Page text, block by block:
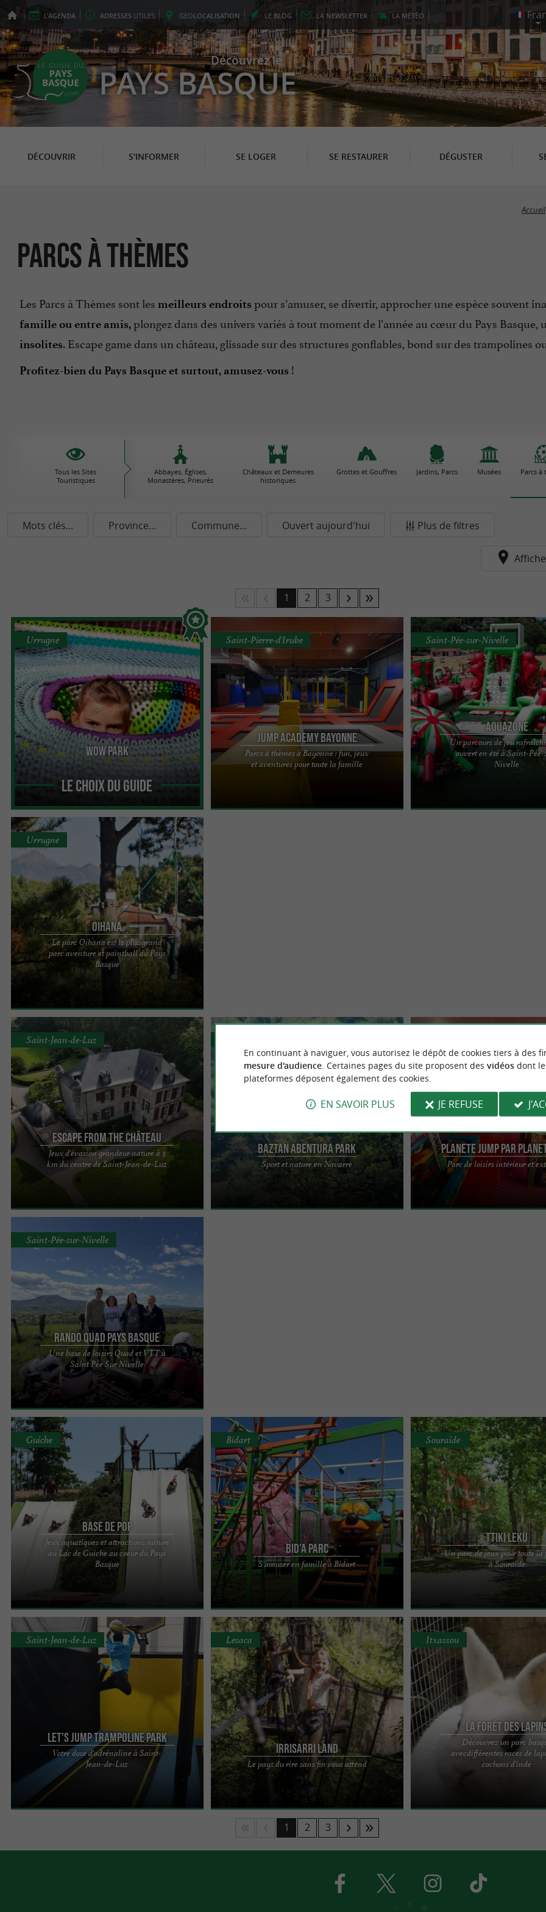
L'AGENDA ADRESSES UTILES GEOLOCALISATION LE BLOG LA NEWSLETTER LA MÉTÉO
Découvrez le
PAYS BASQUE
DÉCOUVRIR S'INFORMER SE LOGER SE RESTAURER DÉGUSTER
Accueil
Parcs à thèmes
Les Parcs à Thèmes sont les meilleurs endroits pour s’amuser, se divertir, approcher une espèce souvent
famille ou entre amis,plongez dans des univers variés à tout moment de l’année au cœur du Pays Basque,
insolites. Escape game dans un château, glissade sur des structures gonflables, bond sur des trampolines
Profitez-bien du Pays Basque et surtout, amusez-vous !
Tous les Sites
Touristiques
Abbayes, Églises,
Monastères, Prieurés
Châteaux et Demeures
historiques
Grottes et Gouffres Jardins, Parcs Musées Parcs à
Mots clés... Province... Commune... Ouvert aujourd'hui Plus de filtres
1 2 3
Wow Park
Le Choix du Guide
Urrugne
WOWPARK : LE PLUS GRAND PARC multi-activités
DU PAYS BASQUE Au cœur de la forêt d’Urrugne,
WOWPARK est un ...
Jump Academy Bayonne
Parcs à thèmes à Bayonne : fun, jeux
et aventures pour toute la famille
Saint-Pierre-d'Irube
Venez découvrir votre park Jump Academy pour
un pur moment de folie en famille ou entre amis !
Aquazone
Un parcours de jeu
ouvert en été à Saint-
Nivelle
Saint-Pée-sur-Nivelle
Bonne nouvelle sur le front des
estivales à Saint-Pée-sur-Nivelle :
revient sur le lac avec ...
Oihana
Le parc Oihana est le plus grand
parc aventure et paintball du Pays
Basque
Urrugne
Nous avons le plaisir de vous accueillir sur le site
du plus grand parc d'aventures et Paintball au
Escape From The Château
Jeux d'évasion grandeur nature à 3
km du centre de Saint-Jean-de-Luz
Saint-Jean-de-Luz
Château d'Urtubie : un parc de loisirs et
d'aventure au cœur du Pays Basque À proximité
de Saint-Jean-de-Luz et ...
Baztan Abentura Park
Sport et nature en Navarre
BKZ-NAVARRA AVENTURA est l'une des plus
importantes entreprises de tourisme actif de
Navarre-Pays basque, forte ...
Planete Jump par
Parc de loisirs intérieur et
Parc de loisirs pour enfants de 1 à 12
m² Intérieur & Extérieur. Jeux
...
Rando Quad Pays Basque
Une base de loisirs Quad et VTT à
Saint Pée Sur Nivelle
Saint-Pée-sur-Nivelle
Base de loisirs : Quad et VTT à Saint Pée Sur
Nivelle, Aventure et Nature au Cœur du Pays
Basque Située à Saint ...
Base de Pop
Jeux aquatiques et attractions nature
au Lac de Guiche au coeur du Pays
Basque
Guiche
À 20 minutes de Bayonne, le lac de Guiche est
une grande réserve d'eau de source situé en
Bid'A Parc
S'amuser en famille à Bidart
Bidart
Bidaparc, le parc de loisirs pour enfants à Bidart
Installé à Bidart, face à la plage de l’Uhabia,
Ttiki Leku
Un parc de jeux pour toute
à Souraïde
Souraïde
Situé à Souraïde, à 20 minutes de
Luz, de Biarritz. Direction le lac de
Let's Jump Trampoline Park
Votre dose d'adrénaline à Saint-
Jean-de-Luz
Saint-Jean-de-Luz
Venez jumper en famille ou entre amis à partir de
1 ans ! 1 aire de jeux de 1600 m² indoor dans
laquelle adultes ...
Irrisarri Land
Le pays du rire sans fin vous attend
Lesaca
Nous avons ouvert nos portes en 2014. Nous
sommes situés dans le nord de la Navarre, à
Igantzi, dans la vallée de ...
La Forêt des
Découvrez un parc
avecdifférentes races de
cochons d'inde
Itxassou
Découvrir dans un cadre idyllique
races de lapins et de cochons d'inde,
1 2 3
En continuant à naviguer, vous autorisez le dépôt de cookies tiers à des
mesure d'audience. Certaines pages du site proposent des vidéosdont
plateformes déposent également des cookies.
EN SAVOIR PLUS JE REFUSE